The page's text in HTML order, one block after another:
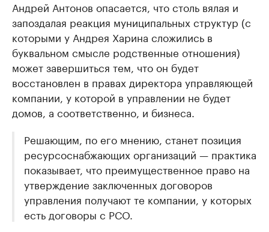
Андрей Антонов опасается, что столь вялая и
запоздалая реакция муниципальных структур (с
которыми у Андрея Харина сложились в
буквальном смысле родственные отношения)
может завершиться тем, что он будет
восстановлен в правах директора управляющей
компании, у которой в управлении не будет
домов, а соответственно, и бизнеса.
Решающим, по его мнению, станет позиция
ресурсоснабжающих организаций — практика
показывает, что преимущественное право на
утверждение заключенных договоров
управления получают те компании, у которых
есть договоры с РСО.